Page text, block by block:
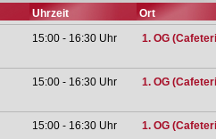
Uhrzeit
Ort
15:00 - 16:30 Uhr 1. OG
15:00 - 16:30 Uhr 1. OG
15:00 - 16:30 Uhr 1. OG